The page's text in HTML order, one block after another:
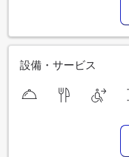
設備・サービス